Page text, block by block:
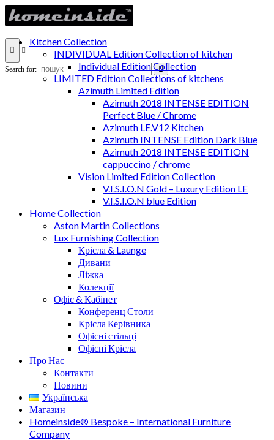
Search for:
Kitchen Collection
INDIVIDUAL Edition Collection of kitchen
Individual Edition Collection
LIMITED Edition Collections of kitchens
Azimuth Limited Edition
Azimuth 2018 INTENSE EDITION
Perfect Blue / Chrome
Azimuth LE.V12 Kitchen
Azimuth INTENSE Edition Dark Blue
Azimuth 2018 INTENSE EDITION
cappuccino / chrome
Vision Limited Edition Collection
V.I.S.I.O.N Gold – Luxury Edition LE
V.I.S.I.O.N blue Edition
Home Collection
Aston Martin Collections
Lux Furnishing Collection
Крісла & Launge
Дивани
Ліжка
Колекції
Офіс & Кабінет
Конференц Столи
Крісла Керівника
Офісні стільці
Офісні Крісла
Про Нас
Контакти
Новини
Українська
Магазин
Homeinside® Bespoke – International Furniture
Company